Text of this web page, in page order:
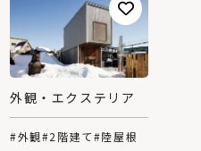
外観・エクステリア
#外観#2階建て#陸屋根